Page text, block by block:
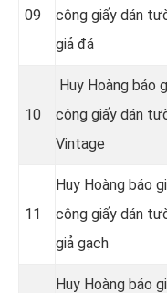
09
công giấy dán
giả đá
10
Huy Hoàng báo
công giấy dán
Vintage
11
Huy Hoàng báo
công giấy dán
giả gạch
Huy Hoàng báo